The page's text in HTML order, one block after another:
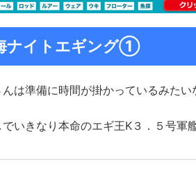
ナイトエギング①
んは準備に時間が掛かっているみたい
いきなり本命のエギ王K３．５号軍